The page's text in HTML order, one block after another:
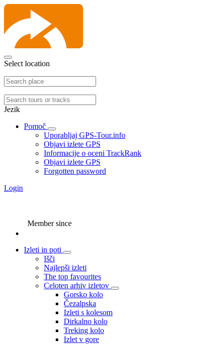
Select location
Jezik
Pomoč
Uporabljaj GPS-Tour.info
Objavi izlete GPS
Informacije o oceni TrackRank
Objavi izlete GPS
Forgotten password
Login
Member since
Izleti in poti
Išči
Najlepši izleti
The top favourites
Celoten arhiv izletov
Gorsko kolo
Čezalpska
Izleti s kolesom
Dirkalno kolo
Treking kolo
Izlet v gore